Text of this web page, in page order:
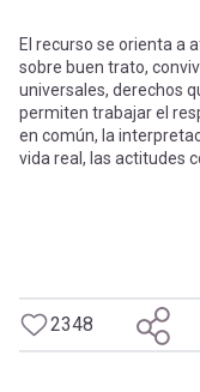
El recurso se orienta a
sobre buen trato,
universales, derechos
permiten trabajar el
en común, la
vida real, las actitudes
2348